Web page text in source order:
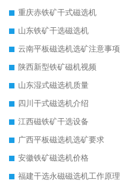
重庆赤铁矿干式磁选机
山东铁矿干选磁选机
云南平板磁选机选矿注意事项
陕西新型铁矿磁机视频
山东湿式磁选机质量
四川干式磁选机介绍
江西磁铁矿干选设备
广西平板磁选机选矿要求
安徽铁矿磁选机价格
福建干选永磁磁选机工作原理